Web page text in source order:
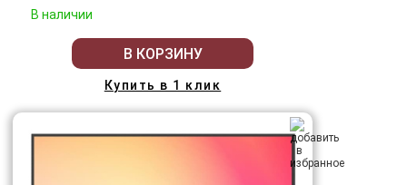
В наличии
В КОРЗИНУ
Купить в 1 клик